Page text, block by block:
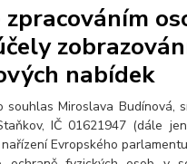
nabídek
souhlas Miroslava Budínová,
IČ 01621947 (dále jen
Evropského